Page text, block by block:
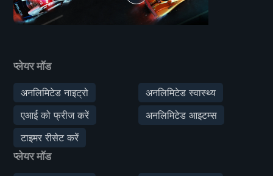
प्लेयर मॉड
अनलिमिटेड नाइट्रो
अनलिमिटेड स्वास्थ्य
एआई को फ्रीज करें
अनलिमिटेड आइटम्स
टाइमर रीसेट करें
प्लेयर मॉड